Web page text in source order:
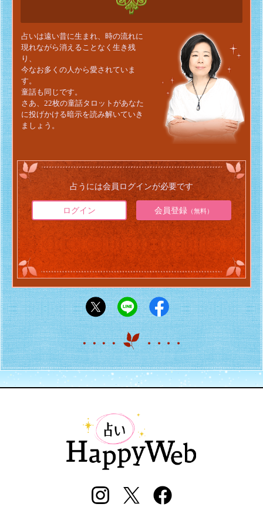
占いは遠い昔に生まれ、時の流れに
現れながら消えることなく生き残
り、
今なお多くの人から愛されていま
す。
童話も同じです。
さあ、22枚の童話タロットがあなた
に投げかける暗示を読み解いていき
ましょう。
占うには会員ログインが必要です
ログイン 会員登録（無料）